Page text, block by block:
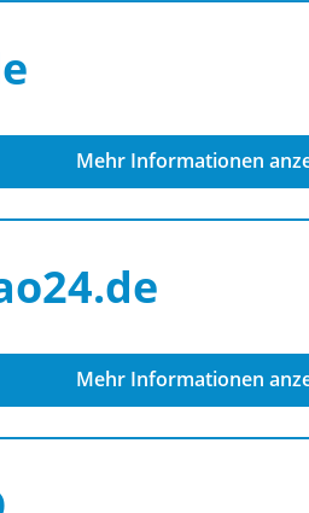
Mehr Informationen
Mehr Informationen